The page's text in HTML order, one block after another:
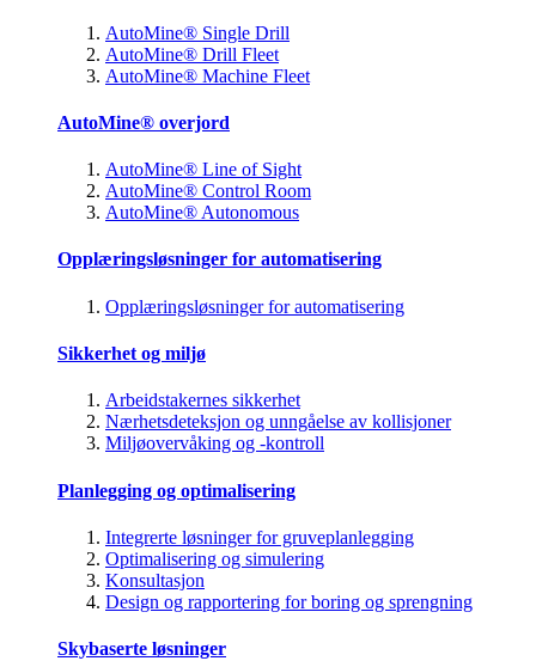
AutoMine® Single Drill
AutoMine® Drill Fleet
AutoMine® Machine Fleet
AutoMine® overjord
AutoMine® Line of Sight
AutoMine® Control Room
AutoMine® Autonomous
Opplæringsløsninger for automatisering
Opplæringsløsninger for automatisering
Sikkerhet og miljø
Arbeidstakernes sikkerhet
Nærhetsdeteksjon og unngåelse av kollisjoner
Miljøovervåking og -kontroll
Planlegging og optimalisering
Integrerte løsninger for gruveplanlegging
Optimalisering og simulering
Konsultasjon
Design og rapportering for boring og sprengning
Skybaserte løsninger